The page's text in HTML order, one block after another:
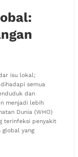
isu lokal;
semua
dan
menjadi lebih
Dunia (WHO)
terinfeksi penyakit
yang